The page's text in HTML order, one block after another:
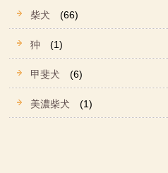
柴犬 (66)
狆 (1)
甲斐犬 (6)
美濃柴犬 (1)